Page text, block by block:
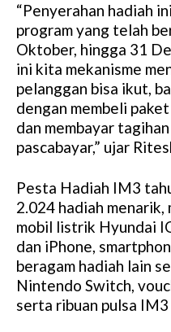
“Penyerahan hadiah
program yang telah
Oktober, hingga 31
ini kita mekanisme
pelanggan bisa ikut,
dengan membeli
dan membayar
pascabayar,” ujar
Pesta Hadiah IM3
2.024 hadiah menarik,
mobil listrik Hyundai
dan iPhone,
beragam hadiah lain
Nintendo Switch,
serta ribuan pulsa IM3